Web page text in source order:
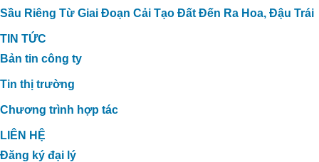
Sầu Riêng Từ Giai Đoạn Cải Tạo Đất Đến Ra Hoa, Đậu Trái
TIN TỨC
Bản tin công ty
Tin thị trường
Chương trình hợp tác
LIÊN HỆ
Đăng ký đại lý